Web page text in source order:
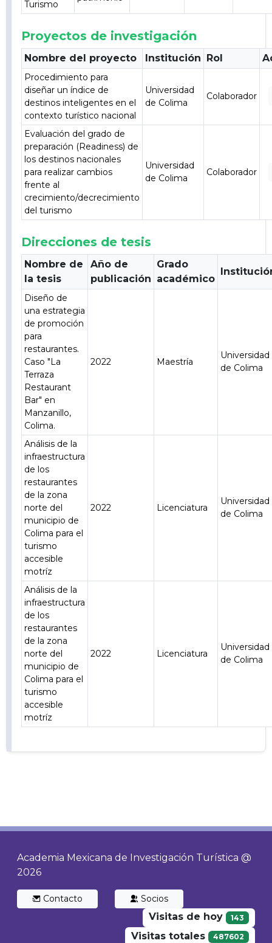
Turismo
Proyectos de investigación
Nombre del proyecto Institución Rol
Procedimiento para
diseñar un índice de
destinos inteligentes en el
contexto turístico nacional
Universidad
de Colima
Colaborador
Evaluación del grado de
preparación (Readiness) de
los destinos nacionales
para realizar cambios
frente al
crecimiento/decrecimiento
del turismo
Universidad
de Colima
Colaborador
Direcciones de tesis
Nombre de
la tesis
Año de
publicación
Grado
académico
Diseño de
una estrategia
de promoción
para
restaurantes.
Caso "La
Terraza
Restaurant
Bar" en
Manzanillo,
Colima.
2022 Maestría
Universidad
de Colima
Análisis de la
infraestructura
de los
restaurantes
de la zona
norte del
municipio de
Colima para el
turismo
accesible
motríz
2022 Licenciatura
Universidad
de Colima
Análisis de la
infraestructura
de los
restaurantes
de la zona
norte del
municipio de
Colima para el
turismo
accesible
motríz
2022 Licenciatura
Universidad
de Colima
Academia Mexicana de Investigación Turística @
2026
Contacto Socios
Visitas de hoy 143
Visitas totales 487602